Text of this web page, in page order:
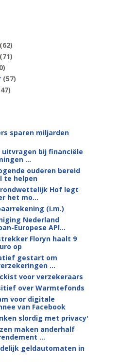
(62)
(71)
(57)
sparen miljarden
uitvragen bij financiële
...
ouderen bereid
te helpen
Hof legt
het mo...
(i.m.)
Nederland
Europese API...
Floryn haalt 9
op
gestart om
...
voor verzekeraars
over Warmtefonds
voor digitale
van Facebook
slordig met privacy'
maken anderhalf
...
geldautomaten in